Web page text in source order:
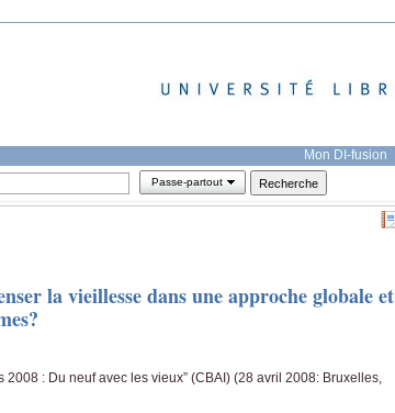
Mon DI-fusion
Passe-partout
la vieillesse dans une approche globale et
: Du neuf avec les vieux” (CBAI) (28 avril 2008: Bruxelles,